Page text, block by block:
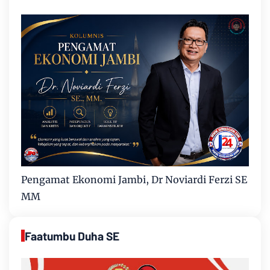
Pengamat Ekonomi Jambi, Dr Noviardi Ferzi SE
MM
Faatumbu Duha SE